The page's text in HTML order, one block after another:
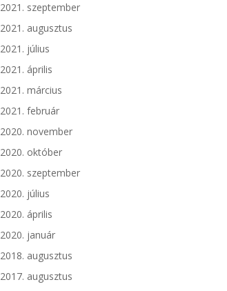
2021. szeptember
2021. augusztus
2021. július
2021. április
2021. március
2021. február
2020. november
2020. október
2020. szeptember
2020. július
2020. április
2020. január
2018. augusztus
2017. augusztus